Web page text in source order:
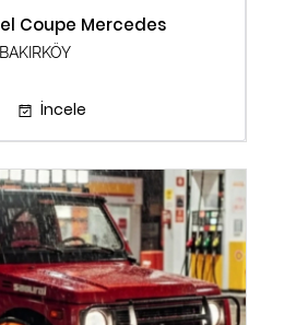
Coupe Mercedes
İncele